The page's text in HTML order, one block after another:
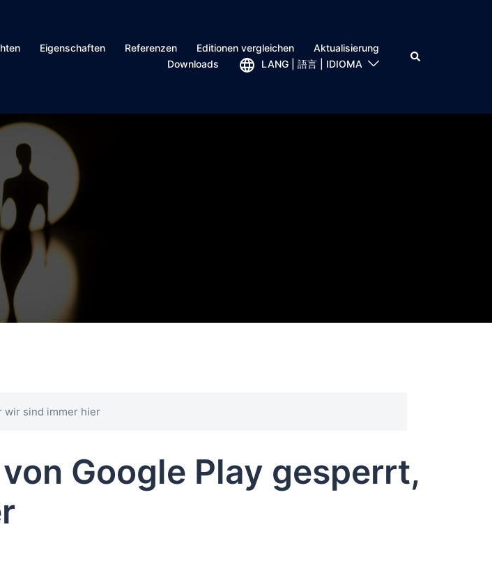
Eigenschaften Referenzen Editionen vergleichen
Aktualisierung
Downloads
LANG | 語言 | IDIOMA
wir sind immer hier
Google Play gesperrt,